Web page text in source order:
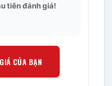
tiên đánh giá!
CỦA BẠN